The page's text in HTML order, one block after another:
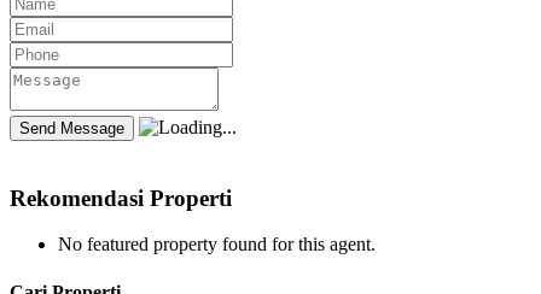
Rekomendasi Properti
No featured property found for this agent.